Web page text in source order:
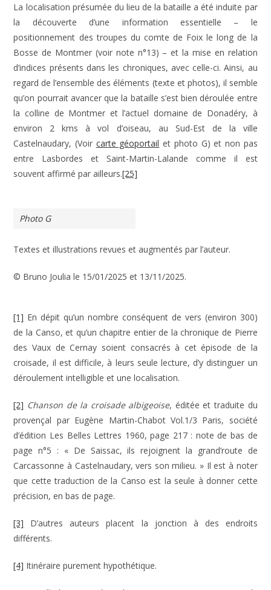
La localisation présumée du lieu de la bataille a été induite par
la découverte d’une information essentielle – le
positionnement des troupes du comte de Foix le long de la
Bosse de Montmer (voir note n°13) – et la mise en relation
d’indices présents dans les chroniques, avec celle-ci. Ainsi, au
regard de l’ensemble des éléments (texte et photos), il semble
qu’on pourrait avancer que la bataille s’est bien déroulée entre
la colline de Montmer et l’actuel domaine de Donadéry, à
environ 2 kms à vol d’oiseau, au Sud-Est de la ville
Castelnaudary, (Voir carte géoportail et photo G) et non pas
entre Lasbordes et Saint-Martin-Lalande comme il est
souvent affirmé par ailleurs.[25]
Photo G
Textes et illustrations revues et augmentés par l’auteur.
© Bruno Joulia le 15/01/2025 et 13/11/2025.
[1] En dépit qu’un nombre conséquent de vers (environ 300)
de la Canso, et qu’un chapitre entier de la chronique de Pierre
des Vaux de Cernay soient consacrés à cet épisode de la
croisade, il est difficile, à leurs seule lecture, d’y distinguer un
déroulement intelligible et une localisation.
[2] Chanson de la croisade albigeoise, éditée et traduite du
provençal par Eugène Martin-Chabot Vol.1/3 Paris, société
d’édition Les Belles Lettres 1960, page 217 : note de bas de
page n°5 : « De Saissac, ils rejoignent la grand’route de
Carcassonne à Castelnaudary, vers son milieu. » Il est à noter
que cette traduction de la Canso est la seule à donner cette
précision, en bas de page.
[3] D’autres auteurs placent la jonction à des endroits
différents.
[4] Itinéraire purement hypothétique.